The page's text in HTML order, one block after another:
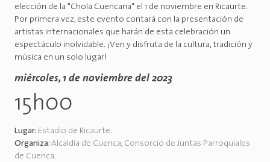
elección de la "Chola Cuencana" el 1 de noviembre en Ricaurte.
Por primera vez, este evento contará con la presentación de
artistas internacionales que harán de esta celebración un
espectáculo inolvidable. ¡Ven y disfruta de la cultura, tradición y
música en un solo lugar!
miércoles, 1 de noviembre del 2023
15h00
Lugar: Estadio de Ricaurte.
Organiza: Alcaldía de Cuenca, Consorcio de Juntas Parroquiales
de Cuenca.